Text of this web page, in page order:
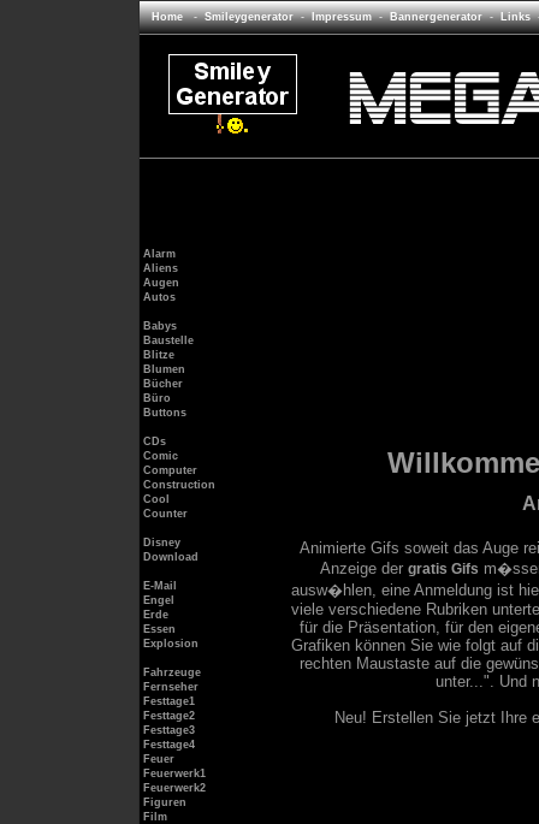
Home-Smileygenerator -Impressum -Bannergenerator -Links
Alarm
Aliens
Augen
Autos
Babys
Baustelle
Blitze
Blumen
Bücher
Büro
Buttons
CDs
Comic
Computer
Construction
Cool
Counter
Disney
Download
E-Mail
Engel
Erde
Essen
Explosion
Fahrzeuge
Fernseher
Festtage1
Festtage2
Festtage3
Festtage4
Feuer
Feuerwerk1
Feuerwerk2
Figuren
Film
Animierte Gifs soweit das Auge
Anzeige der gratis Gifs
ausw�hlen, eine Anmeldung ist
viele verschiedene Rubriken
für die Präsentation, für den
Grafiken können Sie wie folgt auf
rechten Maustaste auf die
unter...". Und
Neu! Erstellen Sie jetzt Ihre